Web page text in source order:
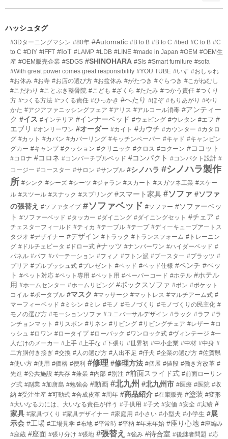
ー
リ
数
ハッシュタグ
#3Dターニングマシン #80年 #Automatic #B to B #B to C #bed #C to B #C
to C #DIY #IFFT #IoT #LAMP #LDB #LINE #made in Japan #OEM #OEM生
産 #OEM販売企業 #SDGS #SHINOHARA #Sls #Smart furniture #sofa
#With great power comes great responsibility #YOU TUBE #いす #おしゃれ
#お休み #お寺 #お店の選び方 #お盆休み #がたつき #ぐらつき #こがねむし
#こだわり #ことぶき整骨院 #こども #ざくら #たたみ #つかう責任 #つくり
方 #つくる方法 #つくる責任 #ひっかき #へたり #ほぞ #もりあがり #やり
かた #アジアファニッシングフェア #アリス #アルコール消毒 #アンティー
ク #イス #インテリア #インナーベッド #ウェピング #ウレタン #エフ #
エブリ #オンリーワン #オーダー #カイト #カウチ #カウンター #カタロ
グ #カット #カバン #カバーリング #キッチンペーパー #キャド #キャンピン
グカー #キャンプ #クッション #クリニック #クロス #コクーン #ココット
#コロナ #コロネ #コンバーチブルベッド #コンパクト #コンパクト設計 #
コージー #コースター #サロン #サンプル #シノハラ #シノハラ製作
所 #シンク #シーズ #シーツ #ジャラン #スカート #スガツネ工業 #スケー
ル #スツール #スナック #スプリング #スマート家具 #ソファ #ソファ
の張替え #ソファタイプ #ソファベッド #ソファー #ソファーベッ
ト #ソファーベッド #タッカー #ダイニング #ダイニングセット #チェア #
チェスターフィールド #ティカ #テーブル #テープ #ディーキューブアートス
タジオ #デザイナー #デザイン #トラック #トランスフォーム #トレーニン
グ #ドルチェビータ #ドロー式 #ナッツ #ナンバーワン #ハイダーベッド #
パネル #パフ #パーテーション #フィノ #フトン派 #ブースター #プラッツ #
プリア #プルプッシュ式 #プレゼント #ベッド #ベッド仕様 #ベンチ #ペッ
ト #ペット対応 #ペット専用 #ペット用 #ペーパーコード #ホテル #ホテル
用 #ホームセンター #ホームリビング #ボックスソファ #ボン #ポケット
コイル #ポータブル #マスク #マッサージ #マットレス #マルチアーム式 #
マーフィーベッド #ミシン #ミレ #モノ #モノづくり #モノづくりの民主化 #
モノの選び方 #モーションソファ #ユニバーサルデザイン #ラック #ラフ #ラ
ンチョンマット #リスボン #リネン #リビング #リビングチェア #レザー #ロ
ッシュ #ロワン #ロータイプ #ローバック #ワンロック式 #ヴィンテージ #一
人だけのメーカー #上手 #上手な #下張り #世界初 #中小企業 #中材 #中身 #
二方胴付き接ぎ #交換 #人の選び方 #人出不足 #仔犬 #企業の選び方 #佐賀県
#使い方 #使用 #価格 #便利 #修理 #修理方法 #個展 #値段 #働き方改革 #
先進 #公共施設 #共存 #兼業 #内部 #別注 #前面スライド式 #前面ローリン
グ式 #副業 #加唐島 #勉強会 #動画 #北九州 #北九州市 #医療 #医院 #収
納 #受注生産 #可動式 #合成皮革 #周年 #商品紹介 #在庫販売 #塗装 #変形
#大いなる力には、大いなる責任が伴う #子供用 #子犬 #安価 #安全 #実績 #
家具 #家具づくり #家具デザイナー #家庭用 #小さい #小型犬 #小学生 #展
示会 #工場 #工場見学 #布地 #平常時 #平枘 #年末年始 #座り心地 #座編み
#座蔵 #座面 #張り分け #張地 #張替え #強み #待合室 #後継者問題 #応